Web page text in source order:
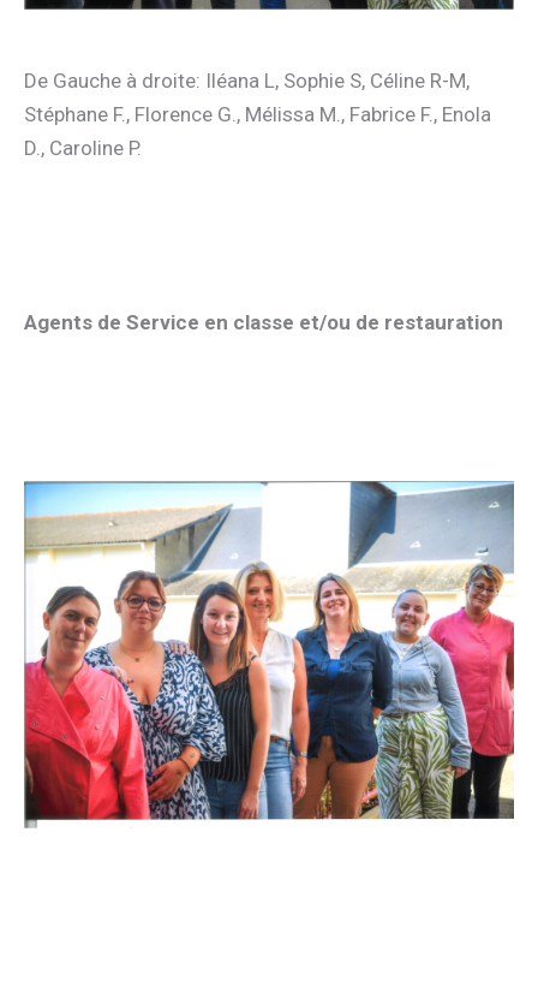
De Gauche à droite: Iléana L, Sophie S, Céline R-M,
Stéphane F., Florence G., Mélissa M., Fabrice F., Enola
D., Caroline P.
Agents de Service en classe et/ou de restauration